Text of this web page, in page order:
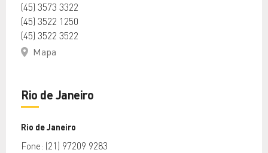
(45) 3573 3322
(45) 3522 1250
(45) 3522 3522
Mapa
Rio de Janeiro
Rio de Janeiro
Fone: (21) 97209 9283